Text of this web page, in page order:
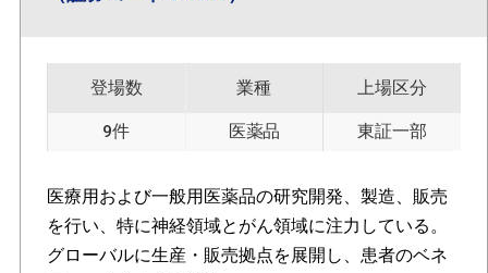
登場数
9件
業種
医薬品
上場区分
東証一部
医療用および一般用医薬品の研究開発、製造、販売
を行い、特に神経領域とがん領域に注力している。
グローバルに生産・販売拠点を展開し、患者のベネ